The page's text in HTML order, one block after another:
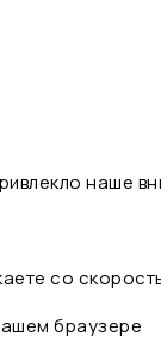
наше
со
браузере